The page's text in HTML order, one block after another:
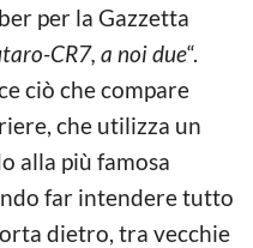
per la Gazzetta
CR7, a noi due“.
ciò che compare
che utilizza un
alla più famosa
far intendere tutto
dietro, tra vecchie